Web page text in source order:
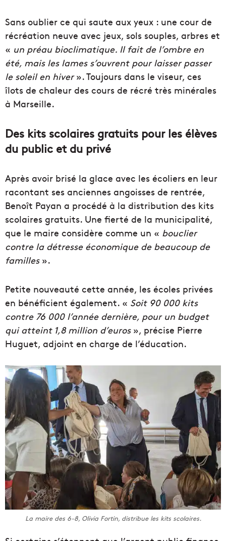
Sans oublier ce qui saute aux yeux : une cour de
récréation neuve avec jeux, sols souples, arbres et
« un préau bioclimatique. Il fait de l’ombre en
été, mais les lames s’ouvrent pour laisser passer
le soleil en hiver». Toujours dans le viseur, ces
îlots de chaleur des cours de récré très minérales
à Marseille.
Des kits scolaires gratuits pour les élèves
du public et du privé
Après avoir brisé la glace avec les écoliers en leur
racontant ses anciennes angoisses de rentrée,
Benoît Payan a procédé à la distribution des kits
scolaires gratuits. Une fierté de la municipalité,
que le maire considère comme un « bouclier
contre la détresse économique de beaucoup de
familles».
Petite nouveauté cette année, les écoles privées
en bénéficient également. « Soit 90 000 kits
contre 76 000 l’année dernière, pour un budget
qui atteint 1,8 million d’euros», précise Pierre
Huguet, adjoint en charge de l’éducation.
La maire des 6-8, Olivia Fortin, distribue les kits scolaires.